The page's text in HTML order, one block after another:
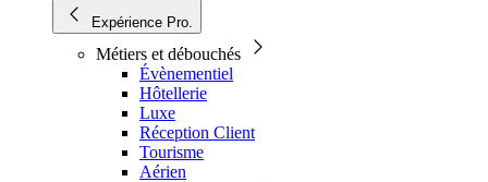
Expérience Pro.
Métiers et débouchés
Évènementiel
Hôtellerie
Luxe
Réception Client
Tourisme
Aérien